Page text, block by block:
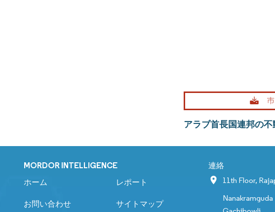
アラブ首長国連邦の
MORDOR INTELLIGENCE
ホーム レポート
お問い合わせ サイトマップ
連絡
11th Floor,